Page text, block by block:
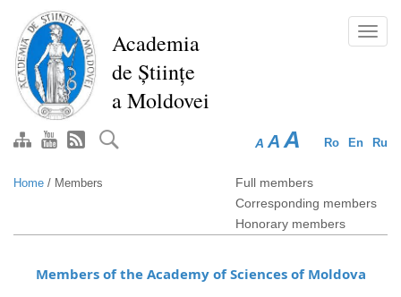
main
content
Academia
de Științe
a Moldovei
Ro En Ru
A A A
Home / Members
Full members
Corresponding members
Honorary members
Members of the Academy of Sciences of Moldova